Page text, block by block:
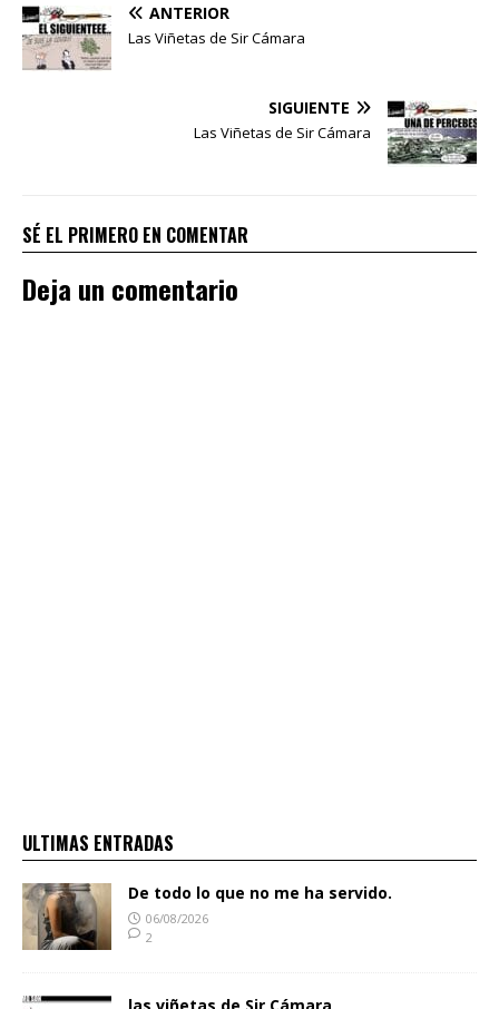
ANTERIOR
Las Viñetas de Sir Cámara
SIGUIENTE
Las Viñetas de Sir Cámara
SÉ EL PRIMERO EN COMENTAR
Deja un comentario
ULTIMAS ENTRADAS
De todo lo que no me ha servido.
06/08/2026
2